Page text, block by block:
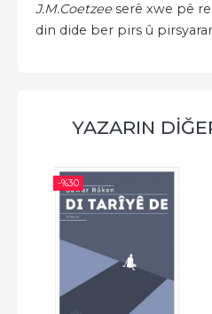
J.M.Coetzee serê xwe pê
din dide ber pirs û
YAZARIN
-%30